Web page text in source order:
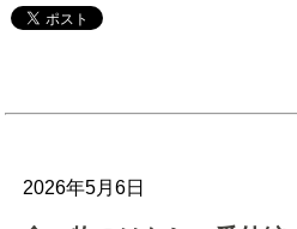
2026年5月6日